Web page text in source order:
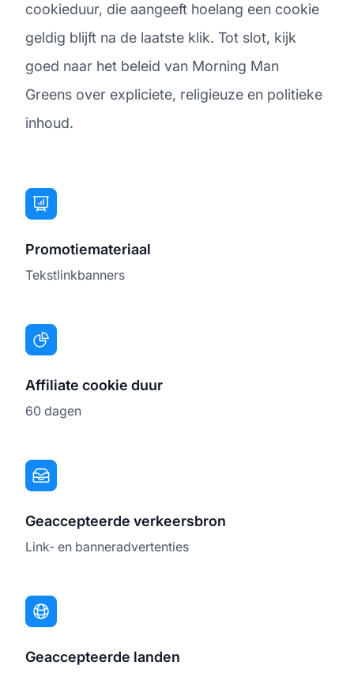
cookieduur, die aangeeft hoelang een cookie
geldig blijft na de laatste klik. Tot slot, kijk
goed naar het beleid van Morning Man
Greens over expliciete, religieuze en politieke
inhoud.
Promotiemateriaal
Tekstlinkbanners
Affiliate cookie duur
60 dagen
Geaccepteerde verkeersbron
Link- en banneradvertenties
Geaccepteerde landen